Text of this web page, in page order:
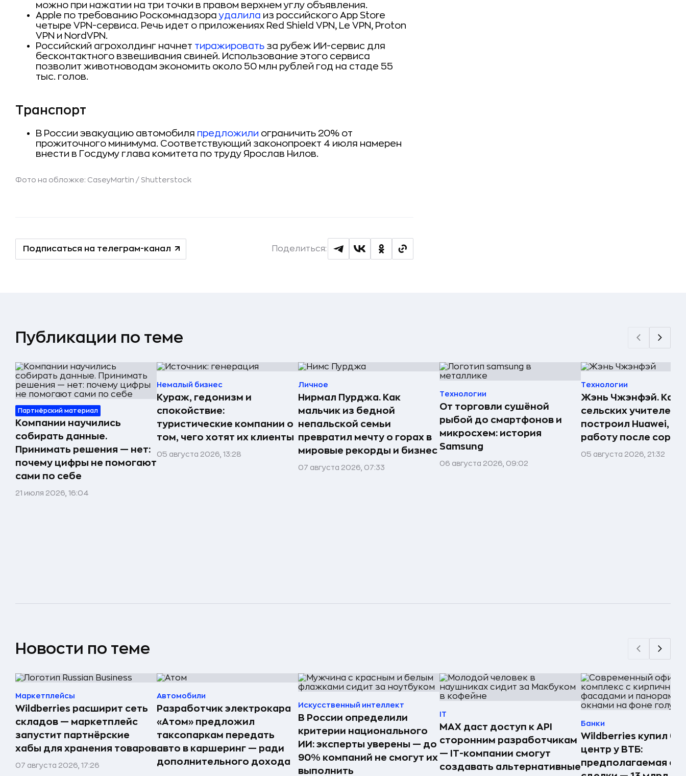
можно при нажатии на три точки в правом верхнем углу объявления.
Apple по требованию Роскомнадзораудалила из российского App Store
четыре VPN-сервиса. Речь идет о приложениях Red Shield VPN, Le VPN, Proton
VPN и NordVPN.
Российский агрохолдинг начнет тиражировать за рубеж ИИ-сервис для
бесконтактного взвешивания свиней. Использование этого сервиса
позволит животноводам экономить около 50 млн рублей год на стаде 55
тыс. голов.
Транспорт
В России эвакуацию автомобиля предложили ограничить 20% от
прожиточного минимума. Соответствующий законопроект 4 июля намерен
внести в Госдуму глава комитета по труду Ярослав Нилов.
Фото на обложке: CaseyMartin / Shutterstock
Подписаться на телеграм-канал Поделиться:
Публикации по теме
Партнёрский материал
Компании научились
собирать данные.
Принимать решения — нет:
почему цифры не помогают
сами по себе
21 июля 2026, 16:04
Немалый бизнес
Кураж, гедонизм и
спокойствие:
туристические компании о
том, чего хотят их клиенты
05 августа 2026, 13:28
Личное
Нирмал Пурджа. Как
мальчик из бедной
непальской семьи
превратил мечту о горах в
мировые рекорды и бизнес
07 августа 2026, 07:33
Технологии
От торговли сушёной
рыбой до смартфонов и
микросхем: история
Samsung
06 августа 2026, 09:02
Технологии
Жэнь Чжэнфэй. Как
сельских учителей
построил Huawei,
работу после
05 августа 2026, 21:32
Новости по теме
Маркетплейсы
Wildberries расширит сеть
складов — маркетплейс
запустит партнёрские
хабы для хранения товаров
07 августа 2026, 17:26
Автомобили
Разработчик электрокара
«Атом» предложил
таксопаркам передать
авто в каршеринг — ради
дополнительного дохода
Искусственный интеллект
В России определили
критерии национального
ИИ: эксперты уверены — до
90% компаний не смогут их
выполнить
IT
MAX даст доступ к API
сторонним разработчикам
— IT-компании смогут
создавать альтернативные
Банки
Wildberries купил
центр у ВТБ:
предполагаемая